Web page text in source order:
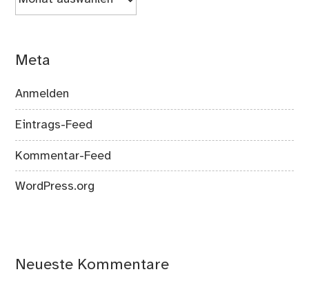
Meta
Anmelden
Eintrags-Feed
Kommentar-Feed
WordPress.org
Neueste Kommentare